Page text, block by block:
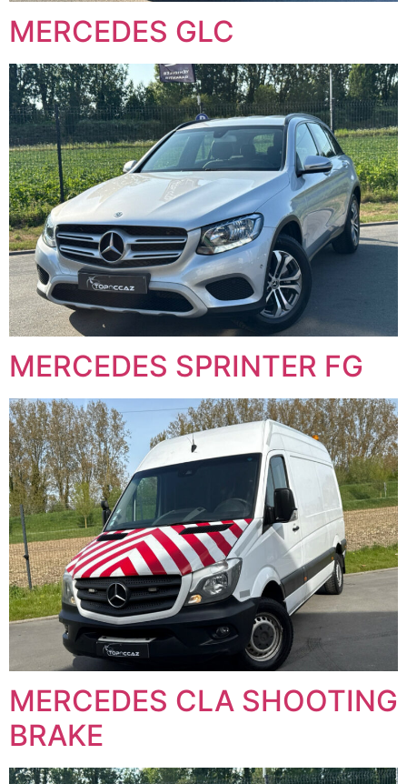
MERCEDES GLC
MERCEDES SPRINTER FG
MERCEDES CLA SHOOTING
BRAKE